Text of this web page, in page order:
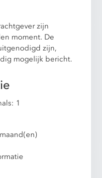
zijn
moment. De
zijn,
mogelijk bericht.
1